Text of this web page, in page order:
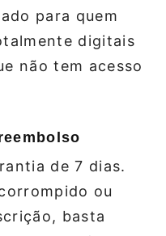
para quem
digitais
não tem acesso
de 7 dias.
ou
basta